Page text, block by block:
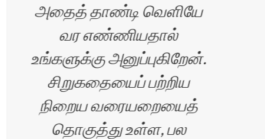
அதைத் தாண்டி வெளியே
வர எண்ணியதால்
உங்களுக்கு அனுப்புகிறேன்.
சிறுகதையைப் பற்றிய
நிறைய வரையறையைத்
தொகுத்து உள்ள, பல